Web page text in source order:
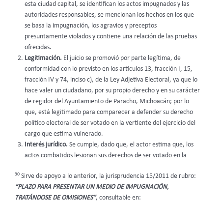
esta ciudad capital, se identifican los actos impugnados y las
autoridades responsables, se mencionan los hechos en los que
se basa la impugnación, los agravios y preceptos
presuntamente violados y contiene una relación de las pruebas
ofrecidas.
Legitimación. El juicio se promovió por parte legítima, de
conformidad con lo previsto en los artículos 13, fracción I, 15,
fracción IV y 74, inciso c), de la Ley Adjetiva Electoral, ya que lo
hace valer un ciudadano, por su propio derecho y en su carácter
de regidor del Ayuntamiento de Paracho, Michoacán; por lo
que, está legitimado para comparecer a defender su derecho
político electoral de ser votado en la vertiente del ejercicio del
cargo que estima vulnerado.
Interés jurídico. Se cumple, dado que, el actor estima que, los
actos combatidos lesionan sus derechos de ser votado en la
30 Sirve de apoyo a lo anterior, la jurisprudencia 15/2011 de rubro:
“PLAZO PARA PRESENTAR UN MEDIO DE IMPUGNACIÓN,
TRATÁNDOSE DE OMISIONES”, consultable en: